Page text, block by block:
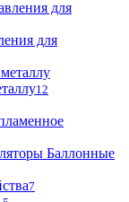
для
12
Баллонные
7